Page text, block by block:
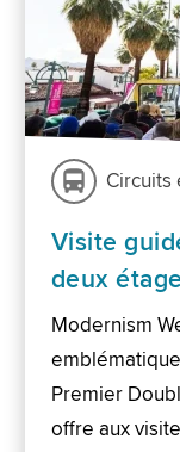
Circuits
Visite
deux
Modernism
Premier
offre aux